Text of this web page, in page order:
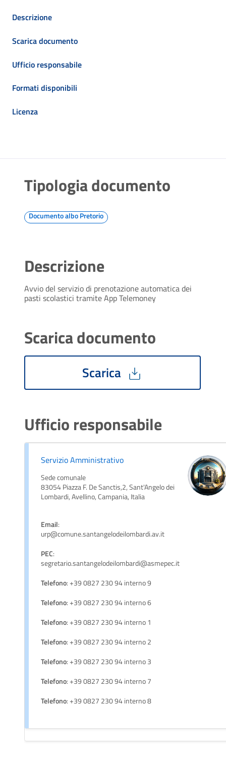
Descrizione
Scarica documento
Ufficio responsabile
Formati disponibili
Licenza
Tipologia documento
Documento albo Pretorio
Descrizione
Avvio del servizio di prenotazione automatica dei
pasti scolastici tramite App Telemoney
Scarica documento
Scarica
Ufficio responsabile
Servizio Amministrativo
Sede comunale
83054 Piazza F. De Sanctis,2, Sant'Angelo dei
Lombardi, Avellino, Campania, Italia
Email:
urp@comune.santangelodeilombardi.av.it
PEC:
segretario.santangelodeilombardi@asmepec.it
Telefono: +39 0827 230 94 interno 9
Telefono: +39 0827 230 94 interno 6
Telefono: +39 0827 230 94 interno 1
Telefono: +39 0827 230 94 interno 2
Telefono: +39 0827 230 94 interno 3
Telefono: +39 0827 230 94 interno 7
Telefono: +39 0827 230 94 interno 8